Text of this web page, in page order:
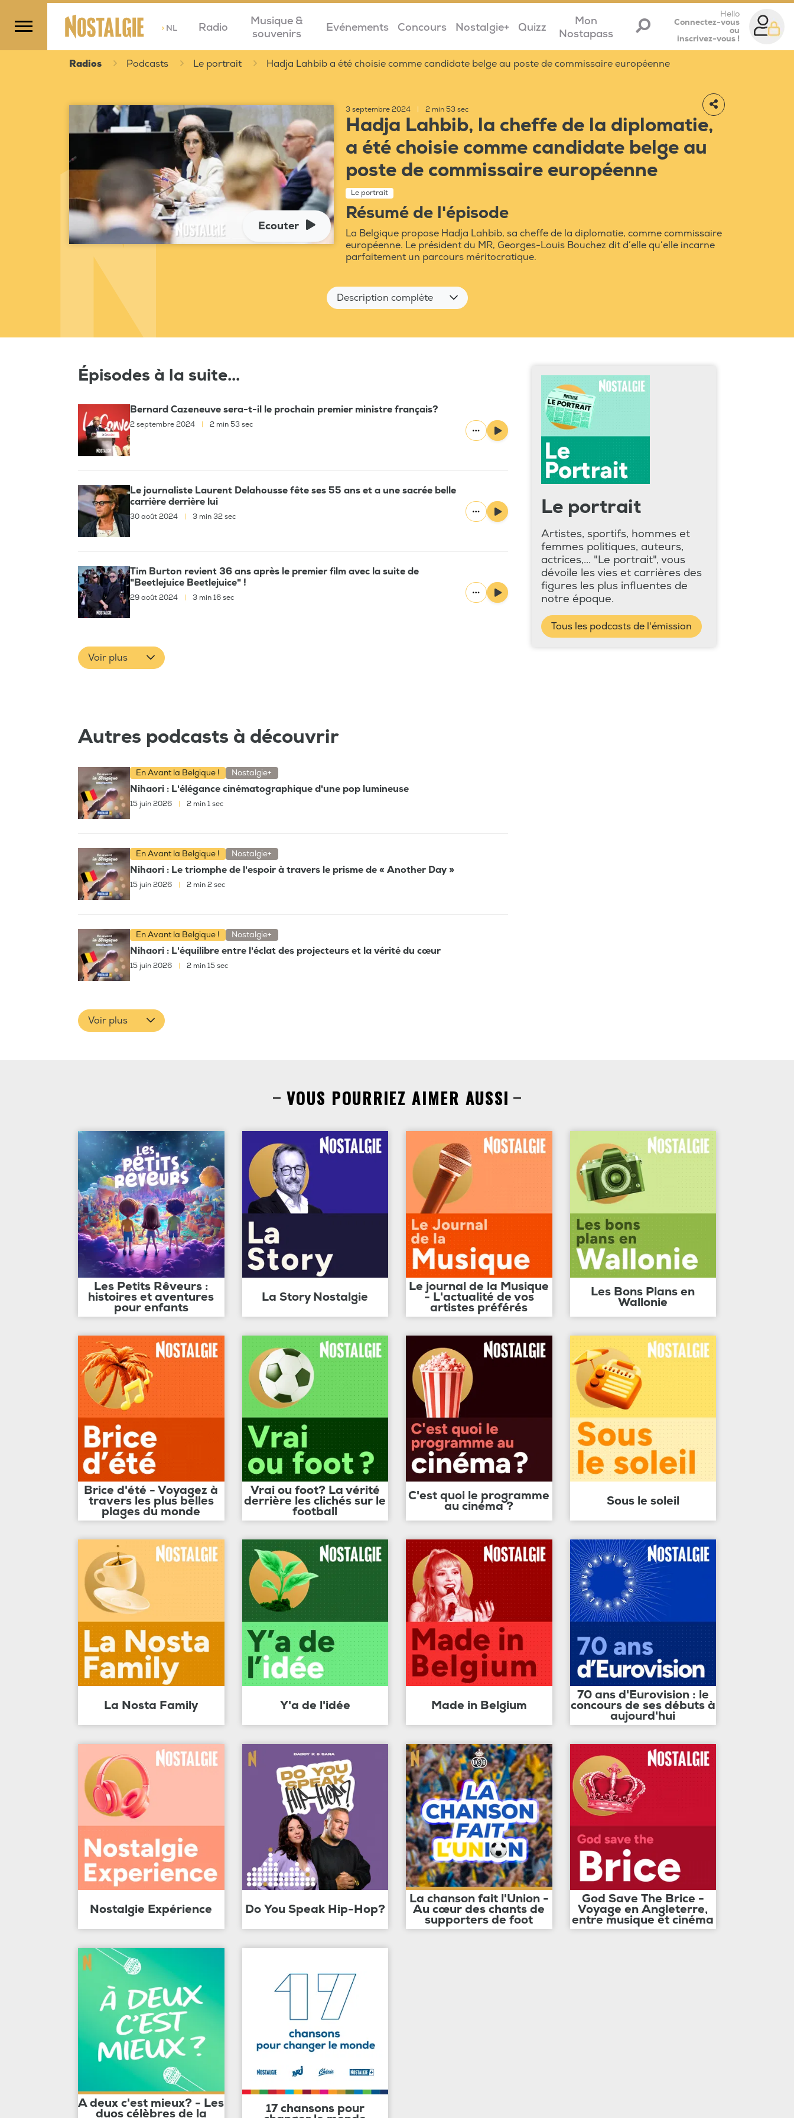
>NL Radio
Musique &
souvenirs
Evénements Concours Nostalgie+ Quizz
Mon
Nostapass
Hello
Connectez-vous
ou
inscrivez-vous !
Radios Podcasts Le portrait Hadja Lahbib a été choisie comme candidate belge au poste de commissaire européenne
Ecouter
3 septembre 2024 2 min 53 sec
Hadja Lahbib, la cheffe de la diplomatie,
a été choisie comme candidate belge au
poste de commissaire européenne
Le portrait
Résumé de l'épisode
La Belgique propose Hadja Lahbib, sa cheffe de la diplomatie, comme commissaire
européenne. Le président du MR, Georges-Louis Bouchez dit d’elle qu’elle incarne
parfaitement un parcours méritocratique.
Description complète
Épisodes à la suite...
Bernard Cazeneuve sera-t-il le prochain premier ministre français?
2 septembre 2024 2 min 53 sec
Le journaliste Laurent Delahousse fête ses 55 ans et a une sacrée belle
carrière derrière lui
30 août 2024 3 min 32 sec
Tim Burton revient 36 ans après le premier film avec la suite de
"Beetlejuice Beetlejuice" !
29 août 2024 3 min 16 sec
Voir plus
Le portrait
Artistes, sportifs, hommes et
femmes politiques, auteurs,
actrices,... "Le portrait", vous
dévoile les vies et carrières des
figures les plus influentes de
notre époque.
Tous les podcasts de l'émission
Autres podcasts à découvrir
En Avant la Belgique ! Nostalgie+
Nihaori : L'élégance cinématographique d'une pop lumineuse
15 juin 2026 2 min 1 sec
En Avant la Belgique ! Nostalgie+
Nihaori : Le triomphe de l'espoir à travers le prisme de « Another Day »
15 juin 2026 2 min 2 sec
En Avant la Belgique ! Nostalgie+
Nihaori : L'équilibre entre l'éclat des projecteurs et la vérité du cœur
15 juin 2026 2 min 15 sec
Voir plus
VOUS POURRIEZ AIMER AUSSI
Les Petits Rêveurs :
histoires et aventures
pour enfants
La Story Nostalgie
Le journal de la Musique
- L'actualité de vos
artistes préférés
Les Bons Plans en
Wallonie
Brice d'été - Voyagez à
travers les plus belles
plages du monde
Vrai ou foot? La vérité
derrière les clichés sur le
football
C'est quoi le programme
au cinéma ? Sous le soleil
La Nosta Family Y'a de l'idée Made in Belgium
70 ans d'Eurovision : le
concours de ses débuts à
aujourd'hui
Nostalgie Expérience Do You Speak Hip-Hop?
La chanson fait l'Union -
Au cœur des chants de
supporters de foot
God Save The Brice -
Voyage en Angleterre,
entre musique et cinéma
A deux c'est mieux? - Les
duos célèbres de la 17 chansons pour